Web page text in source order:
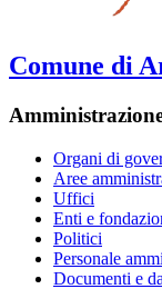
Comune di
Organi di
Aree
Uffici
Enti e
Politici
Personale
Documenti e